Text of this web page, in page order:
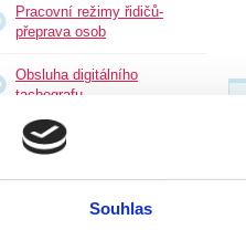
Souhlas
Pracovní režimy řidičů-
přeprava osob
Obsluha digitálního
tachografu
Uložení a upevnění nákladu
Dopravní předpisy aktuálně